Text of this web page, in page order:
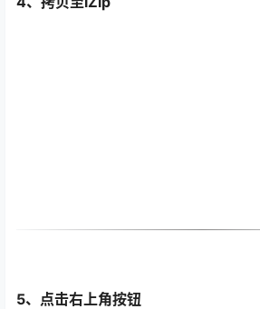
5、点击右上角按钮